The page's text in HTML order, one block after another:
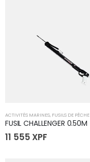
ACTIVITÉS MARINES, FUSILS DE PÊCHE
FUSIL CHALLENGER 0.50M
11 555 XPF